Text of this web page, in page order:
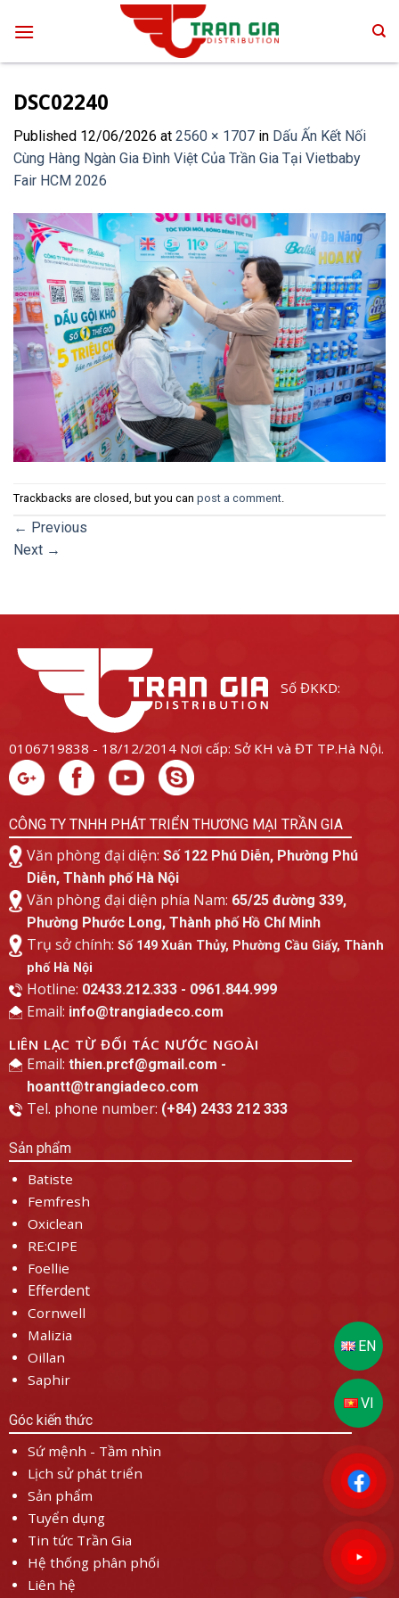
DSC02240
Published 12/06/2026 at 2560 × 1707 in Dấu Ấn Kết Nối
Cùng Hàng Ngàn Gia Đình Việt Của Trần Gia Tại Vietbaby
Fair HCM 2026
Trackbacks are closed, but you can post a comment.
← Previous
Next →
Số ĐKKD:
0106719838 - 18/12/2014 Nơi cấp: Sở KH và ĐT TP.Hà Nội.
CÔNG TY TNHH PHÁT TRIỂN THƯƠNG MẠI TRẦN GIA
Văn phòng đại diện: Số 122 Phú Diễn, Phường Phú
Diễn, Thành phố Hà Nội
Văn phòng đại diện phía Nam: 65/25 đường 339,
Phường Phước Long, Thành phố Hồ Chí Minh
Trụ sở chính: Số 149 Xuân Thủy, Phường Cầu Giấy, Thành
phố Hà Nội
Hotline: 02433.212.333 - 0961.844.999
Email: info@trangiadeco.com
LIÊN LẠC TỪ ĐỐI TÁC NƯỚC NGOÀI
Email: thien.prcf@gmail.com -
hoantt@trangiadeco.com
Tel. phone number: (+84) 2433 212 333
Sản phẩm
Batiste
Femfresh
Oxiclean
RE:CIPE
Foellie
Efferdent
Cornwell
Malizia
Oillan
Saphir
Góc kiến thức
Sứ mệnh - Tầm nhìn
Lịch sử phát triển
Sản phẩm
Tuyển dụng
Tin tức Trần Gia
Hệ thống phân phối
Liên hệ